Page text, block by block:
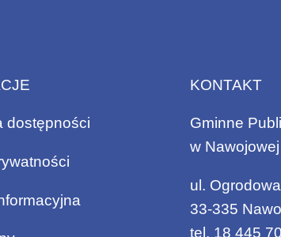
dostępności
KONTAKT
Gminne
w Nawojowej
ul.
33-335
tel. 18 445